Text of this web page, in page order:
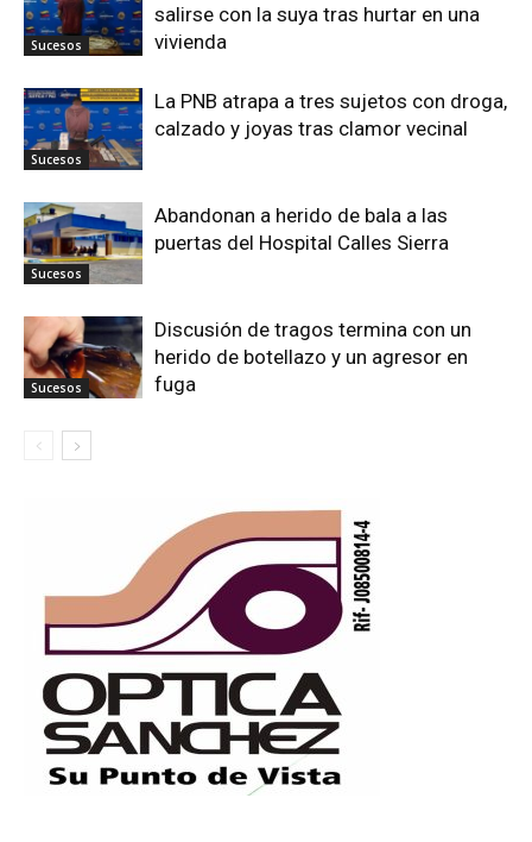
Sucesos
salirse con la suya tras hurtar en una
vivienda
Sucesos
La PNB atrapa a tres sujetos con droga,
calzado y joyas tras clamor vecinal
Sucesos
Abandonan a herido de bala a las
puertas del Hospital Calles Sierra
Sucesos
Discusión de tragos termina con un
herido de botellazo y un agresor en
fuga